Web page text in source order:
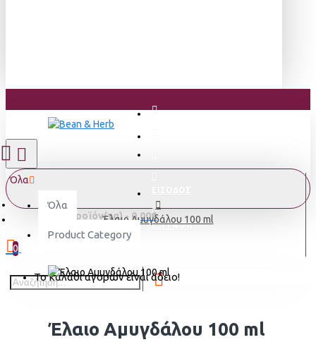
ΕΓΓΡΑΦΗ
Όλα
Όλα
Product Category
0 προϊόν(τα) - 0,00€
0
Το καλάθι αγορών είναι άδειο!
Έλαιο Αμυγδάλου 100 ml
Έλαιο Αμυγδάλου 100 ml